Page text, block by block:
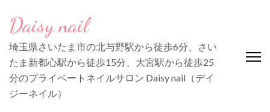
Daisy nail
埼玉県さいたま市の北与野駅から徒歩6分、さい
たま新都心駅から徒歩15分、大宮駅から徒歩25
分のプライベートネイルサロン Daisy nail（デイ
ジーネイル）